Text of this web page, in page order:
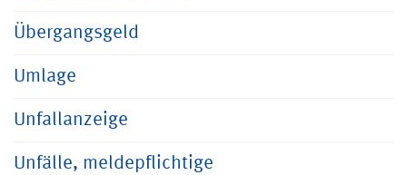
Übergangsgeld
Umlage
Unfallanzeige
Unfälle, meldepflichtige